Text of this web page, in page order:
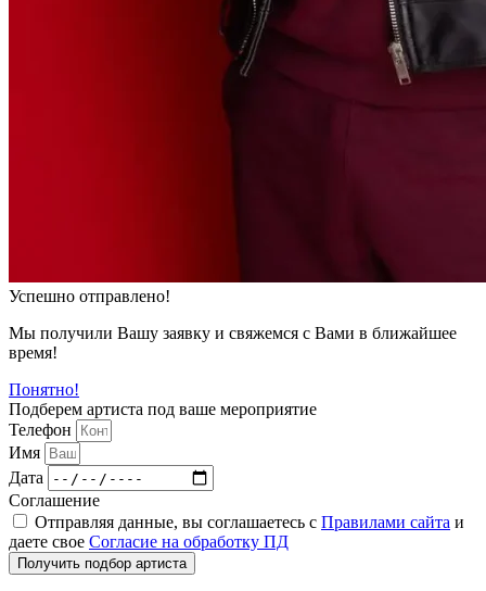
Успешно отправлено!
Мы получили Вашу заявку и свяжемся с Вами в ближайшее
время!
Понятно!
Подберем артиста под ваше мероприятие
Телефон
Имя
Дата
Соглашение
Отправляя данные, вы соглашаетесь с Правилами сайта и
даете свое Согласие на обработку ПД
Получить подбор артиста